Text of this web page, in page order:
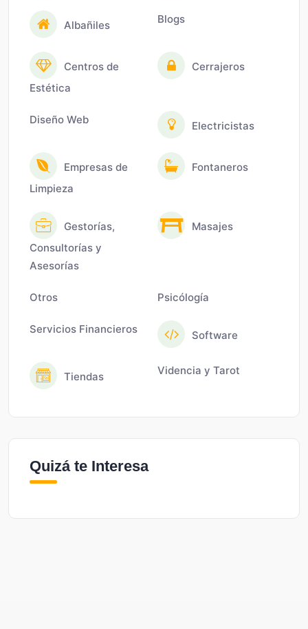
Albañiles Blogs
Centros de
Estética
Cerrajeros
Diseño Web Electricistas
Empresas de
Limpieza
Fontaneros
Gestorías,
Consultorías y
Asesorías
Masajes
Otros Psicólogía
Servicios Financieros Software
Tiendas Videncia y Tarot
Quizá te Interesa